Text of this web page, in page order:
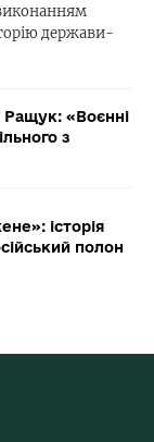
держави-
«Воєнні
з
історія
полон